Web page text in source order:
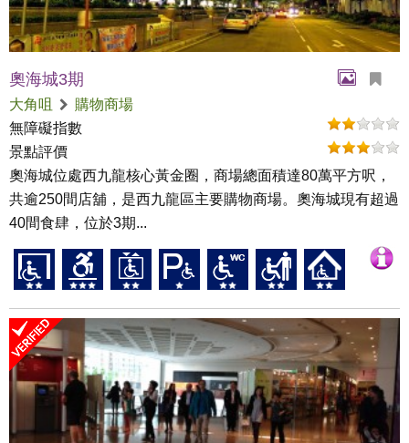
奧海城3期
大角咀
購物商場
無障礙指數
景點評價
奧海城位處西九龍核心黃金圈，商場總面積達80萬平方呎，
共逾250間店舖，是西九龍區主要購物商場。奧海城現有超過
40間食肆，位於3期...